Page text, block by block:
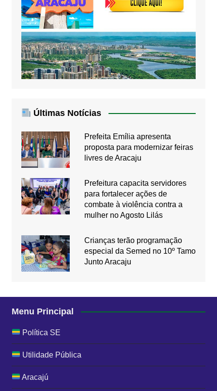
Últimas Notícias
Prefeita Emília apresenta
proposta para modernizar feiras
livres de Aracaju
Prefeitura capacita servidores
para fortalecer ações de
combate à violência contra a
mulher no Agosto Lilás
Crianças terão programação
especial da Semed no 10º Tamo
Junto Aracaju
Menu Principal
Política SE
Utilidade Pública
Aracajú